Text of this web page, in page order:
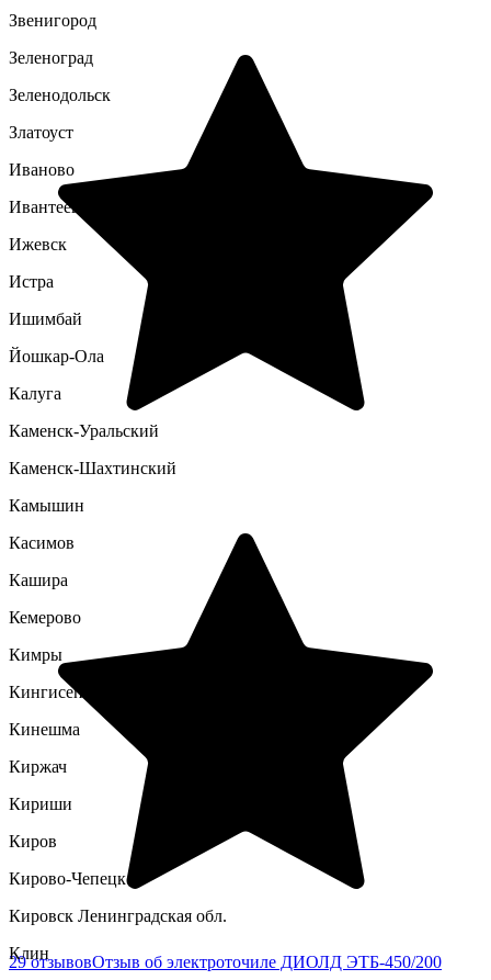
29 отзывовОтзыв об электроточиле ДИОЛД ЭТБ-450/200
Звенигород
Зеленоград
Зеленодольск
Златоуст
Иваново
Ивантеевка
Ижевск
Истра
Ишимбай
Йошкар-Ола
Калуга
Каменск-Уральский
Каменск-Шахтинский
Камышин
Касимов
Кашира
Кемерово
Кимры
Кингисепп
Кинешма
Киржач
Кириши
Киров
Кирово-Чепецк
Кировск Ленинградская обл.
Клин